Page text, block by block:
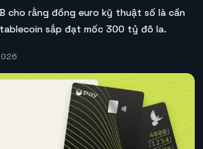
cho rằng đồng euro kỹ thuật số là cần
sắp đạt mốc 300 tỷ đô la.